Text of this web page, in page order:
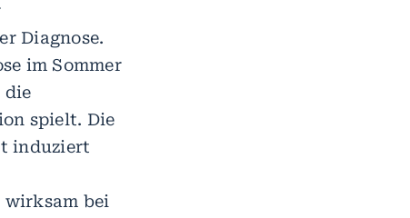
Diagnose.
im Sommer
die
spielt. Die
induziert
wirksam bei